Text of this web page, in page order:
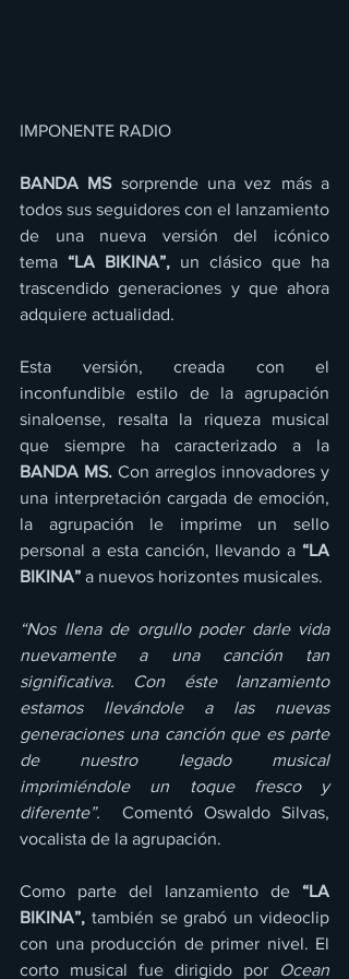
IMPONENTE RADIO
BANDA MS sorprende una vez más a
todos sus seguidores con el lanzamiento
de una nueva versión del icónico
tema “LA BIKINA”, un clásico que ha
trascendido generaciones y que ahora
adquiere actualidad.
Esta versión, creada con el
inconfundible estilo de la agrupación
sinaloense, resalta la riqueza musical
BANDA MS. Con arreglos innovadores y
una interpretación cargada de emoción,
la agrupación le imprime un sello
personal a esta canción, llevando a “LA
BIKINA” a nuevos horizontes musicales.
“Nos llena de orgullo poder darle vida
nuevamente a una canción tan
significativa. Con éste lanzamiento
estamos llevándole a las nuevas
generaciones una canción que es parte
de nuestro legado musical
imprimiéndole un toque fresco y
diferente”.
Comentó Oswaldo Silvas,
vocalista de la agrupación.
Como parte del lanzamiento de “LA
BIKINA”, también se grabó un videoclip
con una producción de primer nivel. El
corto musical fue dirigido por
Ocean